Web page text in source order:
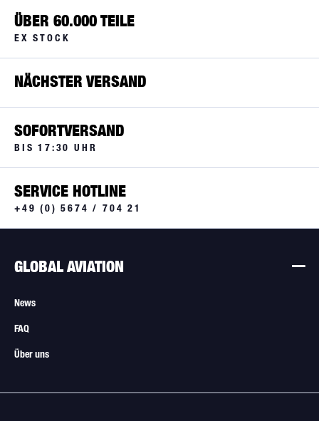
ÜBER 60.000 TEILE
EX STOCK
NÄCHSTER VERSAND
SOFORTVERSAND
BIS 17:30 UHR
SERVICE HOTLINE
+49 (0) 5674 / 704 21
GLOBAL AVIATION
News
FAQ
Über uns